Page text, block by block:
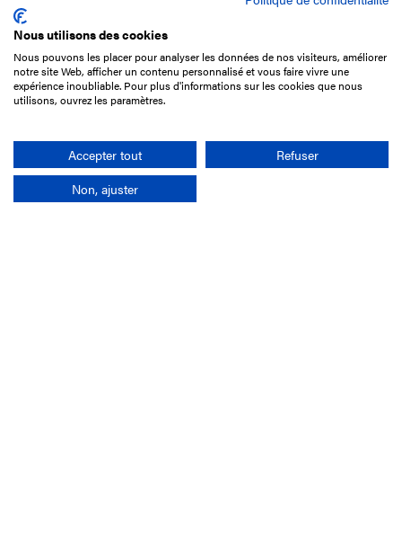
15 Boulevard de Douaumont
75017 Paris
01 49 10 20 29
Rechercher
Nous utilisons des cookies
Nous pouvons les placer pour analyser les données de nos visiteurs, améliorer
notre site Web, afficher un contenu personnalisé et vous faire vivre une
expérience inoubliable. Pour plus d'informations sur les cookies que nous
utilisons, ouvrez les paramètres.
Accepter tout
Refuser
Non, ajuster